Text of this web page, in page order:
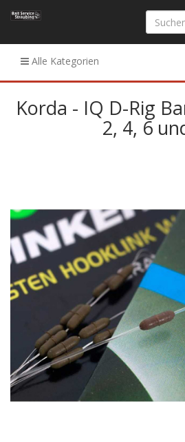
Alle Kategorien
Korda - IQ D-Rig
2, 4, 6